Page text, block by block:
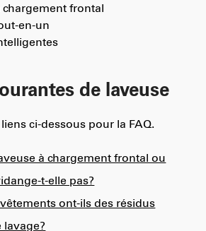
chargement frontal
en-un
de laveuse
ci-dessous pour la FAQ.
à chargement frontal ou
t-elle pas?
ont-ils des résidus
lavage?